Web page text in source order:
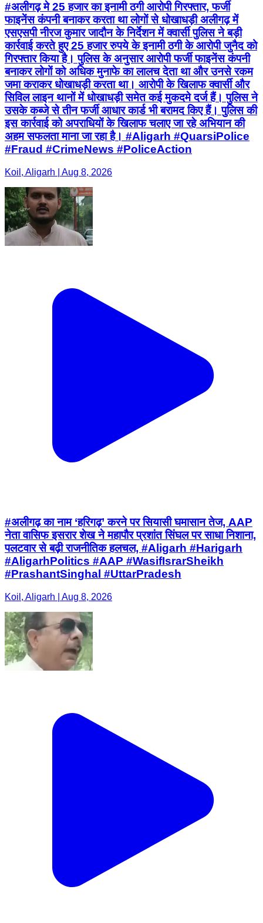
#अलीगढ़ मे 25 हजार का इनामी ठगी आरोपी गिरफ्तार, फर्जी
फाइनेंस कंपनी बनाकर करता था लोगों से धोखाधड़ी अलीगढ़ में
एसएसपी नीरज कुमार जादौन के निर्देशन में क्वार्सी पुलिस ने बड़ी
कार्रवाई करते हुए 25 हजार रुपये के इनामी ठगी के आरोपी जुनैद को
गिरफ्तार किया है। पुलिस के अनुसार आरोपी फर्जी फाइनेंस कंपनी
बनाकर लोगों को अधिक मुनाफे का लालच देता था और उनसे रकम
जमा कराकर धोखाधड़ी करता था। आरोपी के खिलाफ क्वार्सी और
सिविल लाइन थानों में धोखाधड़ी समेत कई मुकदमे दर्ज हैं। पुलिस ने
उसके कब्जे से तीन फर्जी आधार कार्ड भी बरामद किए हैं। पुलिस की
इस कार्रवाई को अपराधियों के खिलाफ चलाए जा रहे अभियान की
अहम सफलता माना जा रहा है। #Aligarh #QuarsiPolice
#Fraud #CrimeNews #PoliceAction
Koil, Aligarh | Aug 8, 2026
#अलीगढ़ का नाम ‘हरिगढ़’ करने पर सियासी घमासान तेज, AAP
नेता वासिफ इसरार शेख ने महापौर प्रशांत सिंघल पर साधा निशाना,
पलटवार से बढ़ी राजनीतिक हलचल, #Aligarh #Harigarh
#AligarhPolitics #AAP #WasifIsrarSheikh
#PrashantSinghal #UttarPradesh
Koil, Aligarh | Aug 8, 2026